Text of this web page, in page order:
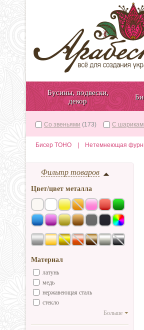
Бусины, подвески,
декор
Со звеньями (173) С
Бисер TOHO Нетемнеющая
Фильтр товаров
Цвет/цвет металла
Материал
латунь
медь
нержавеющая сталь
стекло
Больше